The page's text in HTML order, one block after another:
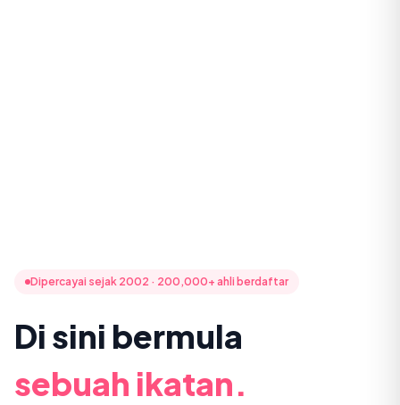
Dipercayai sejak 2002 · 200,000+ ahli berdaftar
Di sini bermula
sebuah ikatan.